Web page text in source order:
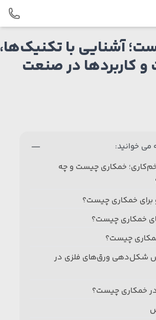
آشنایی با تکنیک‌ها،
و کاربردها در صنعت
می خوانید:
خم‌کاری؛ خمکاری چیست و چه
خمکاری چیست؟
خمکاری چیست؟
چیست؟
شکل‌دهی ورق‌های فلزی در
خمکاری چیست؟